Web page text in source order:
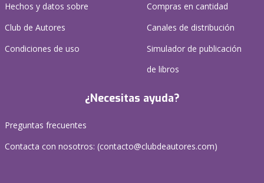
Hechos y datos sobre
Club de Autores
Condiciones de uso
Compras en cantidad
Canales de distribución
Simulador de publicación
de libros
¿Necesitas ayuda?
Preguntas frecuentes
Contacta con nosotros: (contacto@clubdeautores.com)